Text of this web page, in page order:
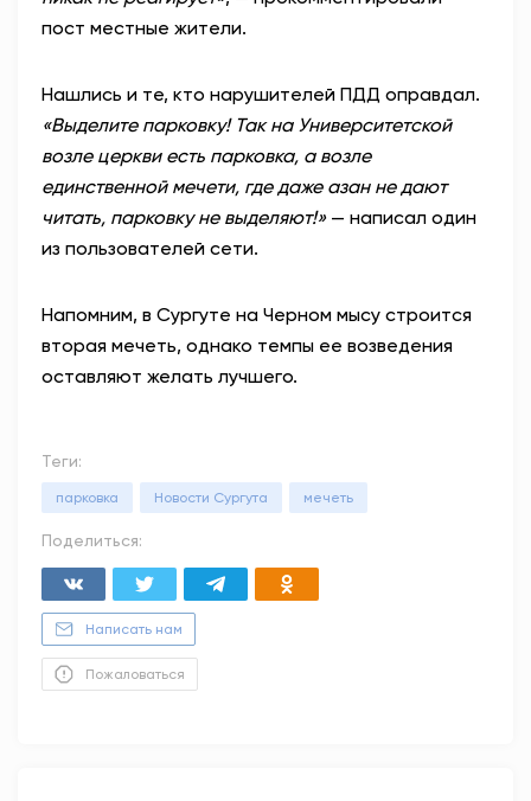
пост местные жители.
Нашлись и те, кто нарушителей ПДД оправдал.
«Выделите парковку! Так на Университетской
возле церкви есть парковка, а возле
единственной мечети, где даже азан не дают
читать, парковку не выделяют!»— написал один
из пользователей сети.
Напомним, в Сургуте на Черном мысу строится
вторая мечеть, однако темпы ее возведения
оставляют желать лучшего.
Теги:
парковка Новости Сургута мечеть
Поделиться:
Написать нам
Пожаловаться